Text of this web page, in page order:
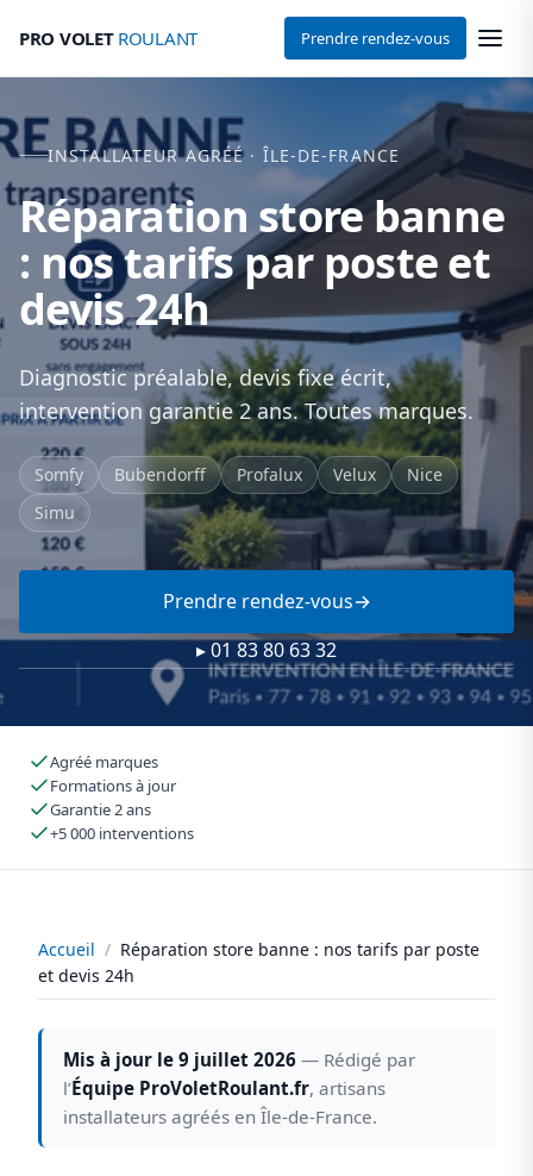
PRO VOLET ROULANT Prendre rendez-vous
INSTALLATEUR AGRÉÉ · ÎLE-DE-FRANCE
Réparation store banne
: nos tarifs par poste et
devis 24h
Diagnostic préalable, devis fixe écrit,
intervention garantie 2 ans. Toutes marques.
Somfy Bubendorff Profalux Velux
Nice
Simu
Prendre rendez-vous
▸ 01 83 80 63 32
Agréé marques
Formations à jour
Garantie 2 ans
+5 000 interventions
Accueil / Réparation store banne : nos tarifs par poste
et devis 24h
Mis à jour le 9 juillet 2026 — Rédigé par
l’Équipe ProVoletRoulant.fr, artisans
installateurs agréés en Île-de-France.